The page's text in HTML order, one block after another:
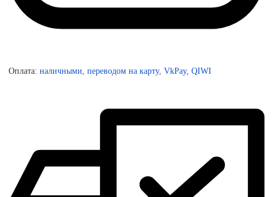
Оплата: наличными, переводом на карту, VkPay, QIWI